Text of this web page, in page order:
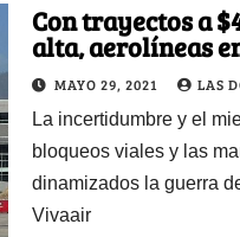
Con trayectos a
alta, aerolíneas
Nacional
MAYO 29, 2021 LAS
La incertidumbre y el
bloqueos viales y las
dinamizados la guerra
Vivaair